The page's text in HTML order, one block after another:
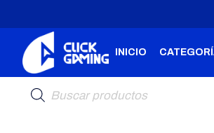
INICIO
de
productos